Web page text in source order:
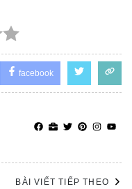
facebook
BÀI VIẾT TIẾP THEO